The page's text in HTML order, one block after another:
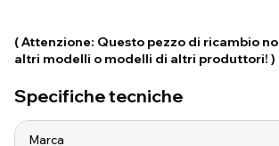
( Attenzione: Questo pezzo di ricambio
altri modelli o modelli di altri produttori! )
Specifiche tecniche
Marca